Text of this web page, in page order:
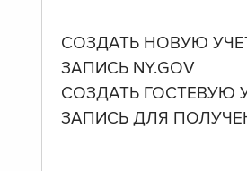
СОЗДАТЬ НОВУЮ
ЗАПИСЬ NY.GOV
СОЗДАТЬ ГОСТЕВУЮ
ЗАПИСЬ ДЛЯ